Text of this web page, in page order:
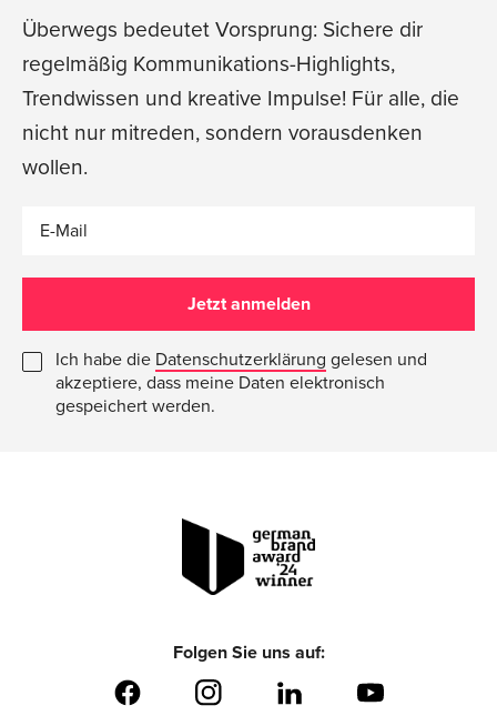
Überwegs bedeutet Vorsprung: Sichere dir
regelmäßig Kommunikations-Highlights,
Trendwissen und kreative Impulse! Für alle, die
nicht nur mitreden, sondern vorausdenken
wollen.
E-Mail
Jetzt anmelden
Ich habe die Datenschutz­erklärung gelesen und
akzeptiere, dass meine Daten elektronisch
gespeichert werden.
Folgen Sie uns auf: